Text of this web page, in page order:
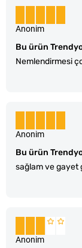
Bu ürün
Nemlendirmesi
Anonim
Bu ürün
sağlam ve gayet
Anonim
Anonim